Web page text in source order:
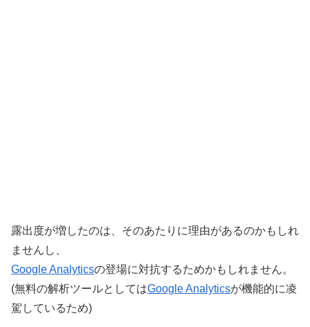
露出度が増したのは、そのあたりに理由があるのかもしれ
ませんし、
Google Analyticsの登場に対抗するためかもしれません。
(無料の解析ツールとしてはGoogle Analyticsが機能的に凌
駕しているため)